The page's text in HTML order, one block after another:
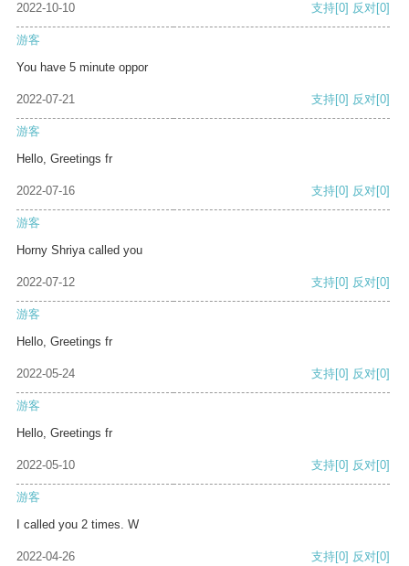
2022-10-10 支持[0] 反对[0]
游客
You have 5 minute oppor
2022-07-21 支持[0] 反对[0]
游客
Hello, Greetings fr
2022-07-16 支持[0] 反对[0]
游客
Horny Shriya called you
2022-07-12 支持[0] 反对[0]
游客
Hello, Greetings fr
2022-05-24 支持[0] 反对[0]
游客
Hello, Greetings fr
2022-05-10 支持[0] 反对[0]
游客
I called you 2 times. W
2022-04-26 支持[0] 反对[0]